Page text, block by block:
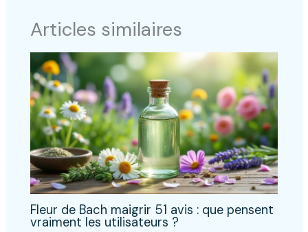
Articles similaires
Fleur de Bach maigrir 51 avis : que pensent
vraiment les utilisateurs ?